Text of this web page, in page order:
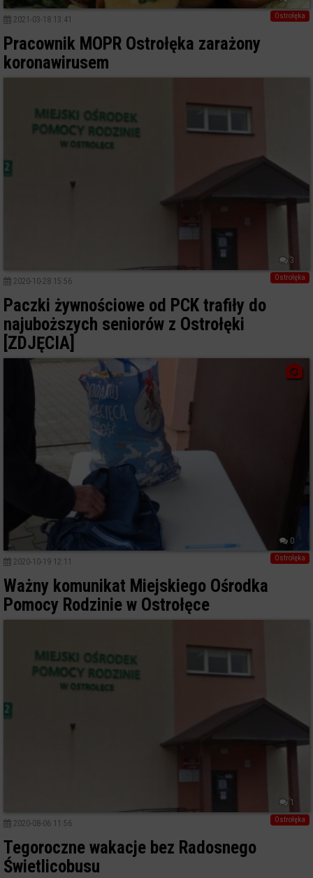
Ostrołęka
2021-03-18 13:41
Pracownik MOPR Ostrołęka zarażony
koronawirusem
3
Ostrołęka
2020-10-28 15:56
Paczki żywnościowe od PCK trafiły do
najuboższych seniorów z Ostrołęki
[ZDJĘCIA]
0
Ostrołęka
2020-10-19 12:11
Ważny komunikat Miejskiego Ośrodka
Pomocy Rodzinie w Ostrołęce
1
Ostrołęka
2020-08-06 11:56
Tegoroczne wakacje bez Radosnego
Świetlicobusu